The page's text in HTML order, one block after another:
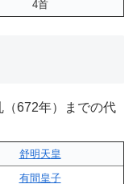
4首
672年）までの代
舒明天皇
有間皇子